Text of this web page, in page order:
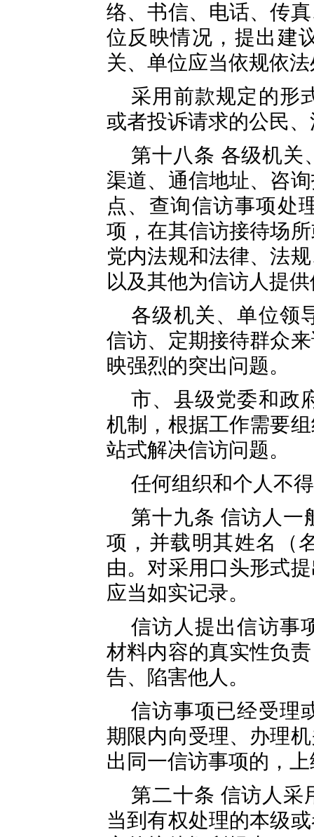
络、书信、电话、传
位反映情况，提出建
关、单位应当依规依
采用前款规定的形
或者投诉请求的公民
第十八条 各级机关
渠道、通信地址、咨
点、查询信访事项处
项，在其信访接待场
党内法规和法律、法
以及其他为信访人提
各级机关、单位领
信访、定期接待群众
映强烈的突出问题。
市、县级党委和政
机制，根据工作需要
站式解决信访问题。
任何组织和个人不
第十九条 信访人一
项，并载明其姓名（
由。对采用口头形式
应当如实记录。
信访人提出信访事
材料内容的真实性负
告、陷害他人。
信访事项已经受理
期限内向受理、办理
出同一信访事项的，
第二十条 信访人采
当到有权处理的本级